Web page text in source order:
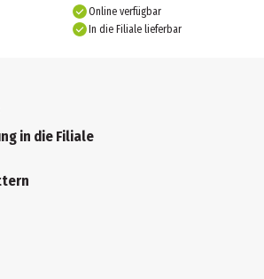
Online verfügbar
In die Filiale lieferbar
in die Filiale